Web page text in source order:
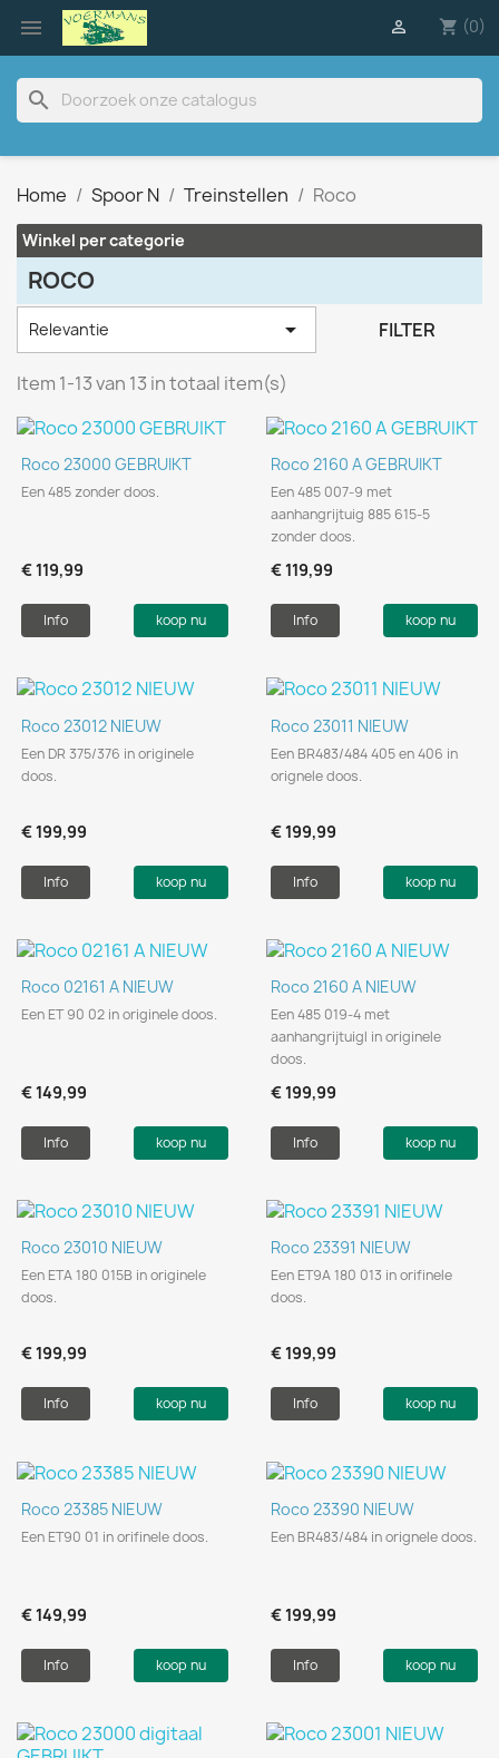
 shopping_cart (0)

search
Home Spoor N Treinstellen Roco
Winkel per categorie
ROCO
Relevantie  FILTER
Item 1-13 van 13 in totaal item(s)
Roco 23000 GEBRUIKT
Een 485 zonder doos.
€ 119,99
Info koop nu
Roco 2160 A GEBRUIKT
Een 485 007-9 met
aanhangrijtuig 885 615-5
zonder doos.
€ 119,99
Info koop nu
Roco 23012 NIEUW
Een DR 375/376 in originele
doos.
€ 199,99
Info koop nu
Roco 23011 NIEUW
Een BR483/484 405 en 406 in
orignele doos.
€ 199,99
Info koop nu
Roco 02161 A NIEUW
Een ET 90 02 in originele doos.
€ 149,99
Info koop nu
Roco 2160 A NIEUW
Een 485 019-4 met
aanhangrijtuigl in originele
doos.
€ 199,99
Info koop nu
Roco 23010 NIEUW
Een ETA 180 015B in originele
doos.
€ 199,99
Info koop nu
Roco 23391 NIEUW
Een ET9A 180 013 in orifinele
doos.
€ 199,99
Info koop nu
Roco 23385 NIEUW
Een ET90 01 in orifinele doos.
€ 149,99
Info koop nu
Roco 23390 NIEUW
Een BR483/484 in orignele doos.
€ 199,99
Info koop nu